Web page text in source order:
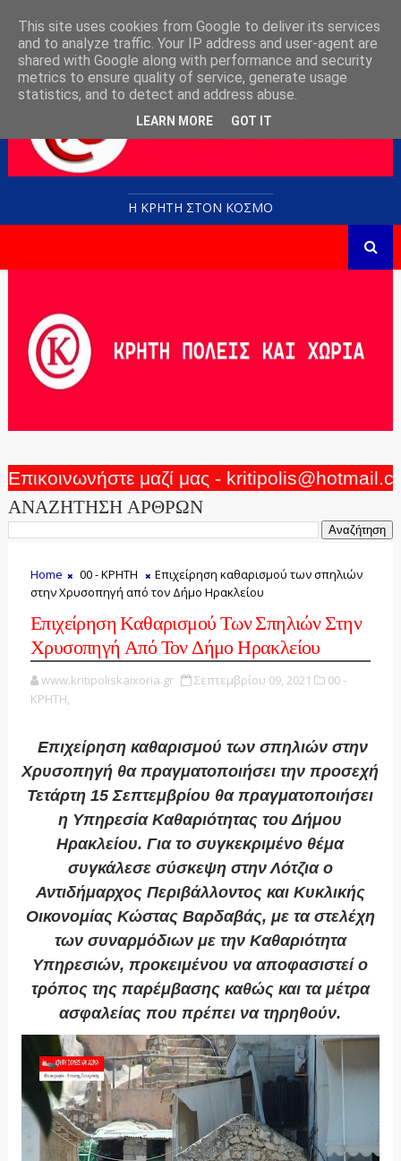
Η ΚΡΗΤΗ ΣΤΟN KOΣΜΟ
Επικοινωνήστε μαζί μας -
ΑΝΑΖΗΤΗΣΗ ΑΡΘΡΩΝ
Home 00 - ΚΡΗΤΗ
Επιχείρηση καθαρισμού των σπηλιών
στην Χρυσοπηγή από τον Δήμο Ηρακλείου
Επιχείρηση Καθαρισμού Των Σπηλιών Στην
Χρυσοπηγή Από Τον Δήμο Ηρακλείου
www.kritipoliskaixoria.gr Σεπτεμβρίου 09, 2021
00 -
ΚΡΗΤΗ,
Επιχείρηση καθαρισμού των σπηλιών στην
Χρυσοπηγή θα πραγματοποιήσει την προσεχή
Τετάρτη 15 Σεπτεμβρίου θα πραγματοποιήσει
η Υπηρεσία Καθαριότητας του Δήμου
Ηρακλείου. Για το συγκεκριμένο θέμα
συγκάλεσε σύσκεψη στην Λότζια ο
Αντιδήμαρχος Περιβάλλοντος και Κυκλικής
Οικονομίας Κώστας Βαρδαβάς, με τα στελέχη
των συναρμόδιων με την Καθαριότητα
Υπηρεσιών, προκειμένου να αποφασιστεί ο
τρόπος της παρέμβασης καθώς και τα μέτρα
ασφαλείας που πρέπει να τηρηθούν.
This site uses cookies from Google to deliver its services
and to analyze traffic. Your IP address and user-agent are
shared with Google along with performance and security
metrics to ensure quality of service, generate usage
statistics, and to detect and address abuse.
LEARN MORE GOT IT